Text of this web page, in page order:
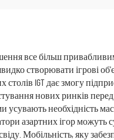
все більш
створювати ігрові
столів IGT дає змогу
нових ринків
усувають необхідність
азартних ігор можуть
Мобільність, яку